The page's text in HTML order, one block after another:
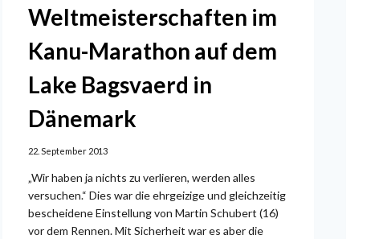
Weltmeisterschaften im
Kanu-Marathon auf dem
Lake Bagsvaerd in
Dänemark
22. September 2013
„Wir haben ja nichts zu verlieren, werden alles
versuchen.“ Dies war die ehrgeizige und gleichzeitig
bescheidene Einstellung von Martin Schubert (16)
vor dem Rennen. Mit Sicherheit war es aber die